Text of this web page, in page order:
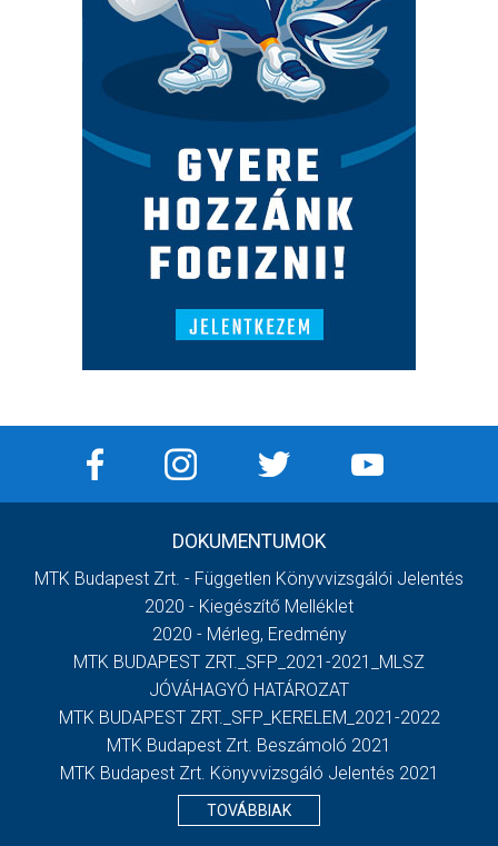
DOKUMENTUMOK
MTK Budapest Zrt. - Független Könyvvizsgálói Jelentés
2020 - Kiegészítő Melléklet
2020 - Mérleg, Eredmény
MTK BUDAPEST ZRT._SFP_2021-2021_MLSZ
JÓVÁHAGYÓ HATÁROZAT
MTK BUDAPEST ZRT._SFP_KERELEM_2021-2022
MTK Budapest Zrt. Beszámoló 2021
MTK Budapest Zrt. Könyvvizsgáló Jelentés 2021
TOVÁBBIAK